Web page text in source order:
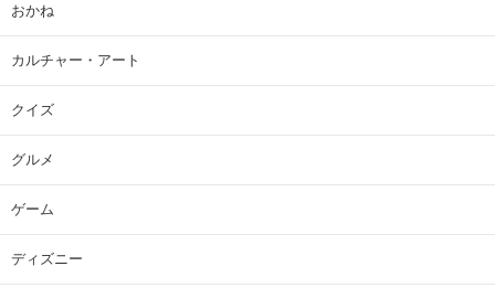
おかね
カルチャー・アート
クイズ
グルメ
ゲーム
ディズニー